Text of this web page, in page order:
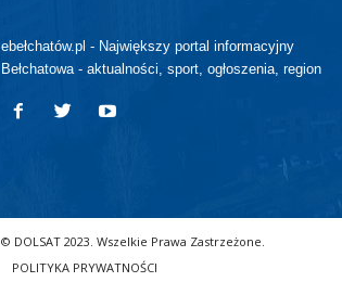
ebełchatów.pl - Największy portal informacyjny
Bełchatowa - aktualności, sport, ogłoszenia, region
© DOLSAT 2023. Wszelkie Prawa Zastrzeżone.
POLITYKA PRYWATNOŚCI